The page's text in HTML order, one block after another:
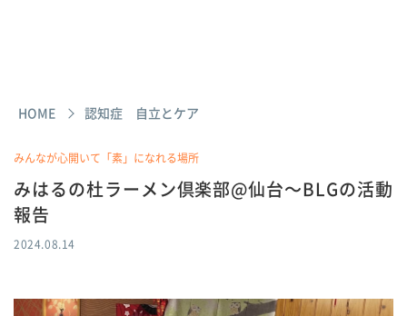
HOME 認知症 自立とケア
みんなが心開いて「素」になれる場所
みはるの杜ラーメン倶楽部@仙台～BLGの活動
報告
2024.08.14